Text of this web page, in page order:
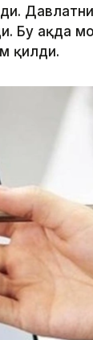
Бу ҳақда
қилди.